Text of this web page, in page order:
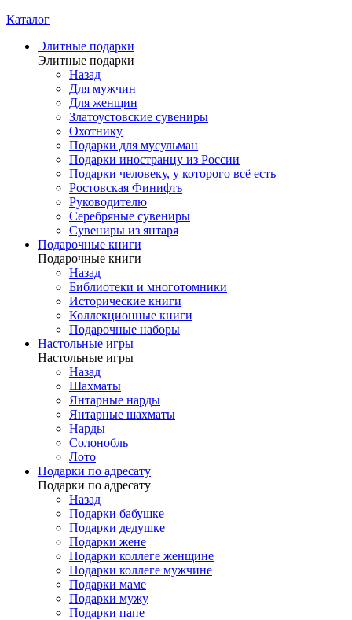
Каталог
Элитные подарки
Элитные подарки
Назад
Для мужчин
Для женщин
Златоустовские сувениры
Охотнику
Подарки для мусульман
Подарки иностранцу из России
Подарки человеку, у которого всё есть
Ростовская Финифть
Руководителю
Серебряные сувениры
Сувениры из янтаря
Подарочные книги
Подарочные книги
Назад
Библиотеки и многотомники
Исторические книги
Коллекционные книги
Подарочные наборы
Настольные игры
Настольные игры
Назад
Шахматы
Янтарные нарды
Янтарные шахматы
Нарды
Солонобль
Лото
Подарки по адресату
Подарки по адресату
Назад
Подарки бабушке
Подарки дедушке
Подарки жене
Подарки коллеге женщине
Подарки коллеге мужчине
Подарки маме
Подарки мужу
Подарки папе